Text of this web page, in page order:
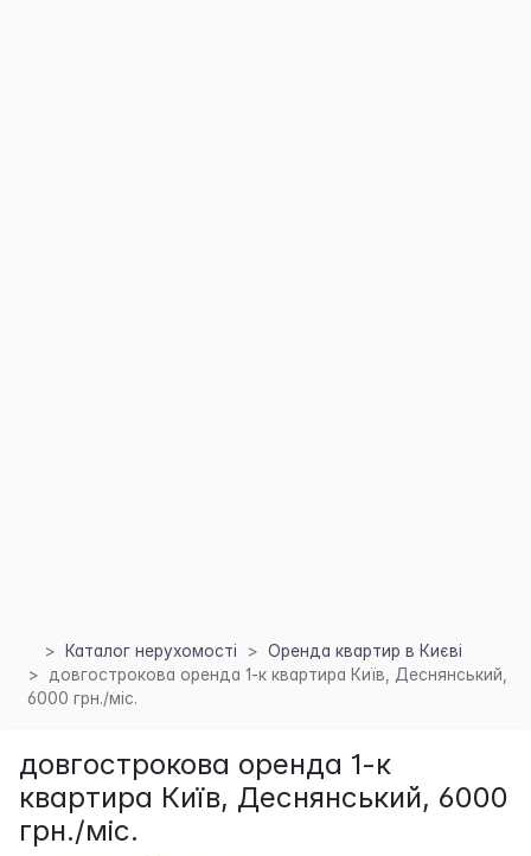
Каталог нерухомості
Оренда квартир в Києві
довгострокова оренда 1-к квартира Київ, Деснянський,
6000 грн./міс.
довгострокова оренда 1-к
квартира Київ, Деснянський, 6000
грн./міс.
×